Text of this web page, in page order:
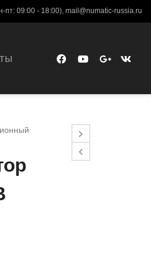
пт: 09:00 - 18:00), mail@numatic-russia.ru